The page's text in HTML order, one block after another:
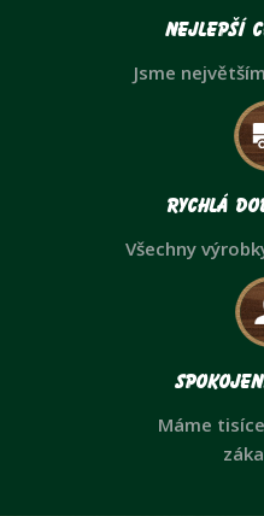
Nejlepší
Jsme
Rychlá
Všechny
Máme